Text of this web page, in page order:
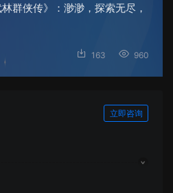
群侠传》：渺渺，探索无尽，
163 960
立即咨询